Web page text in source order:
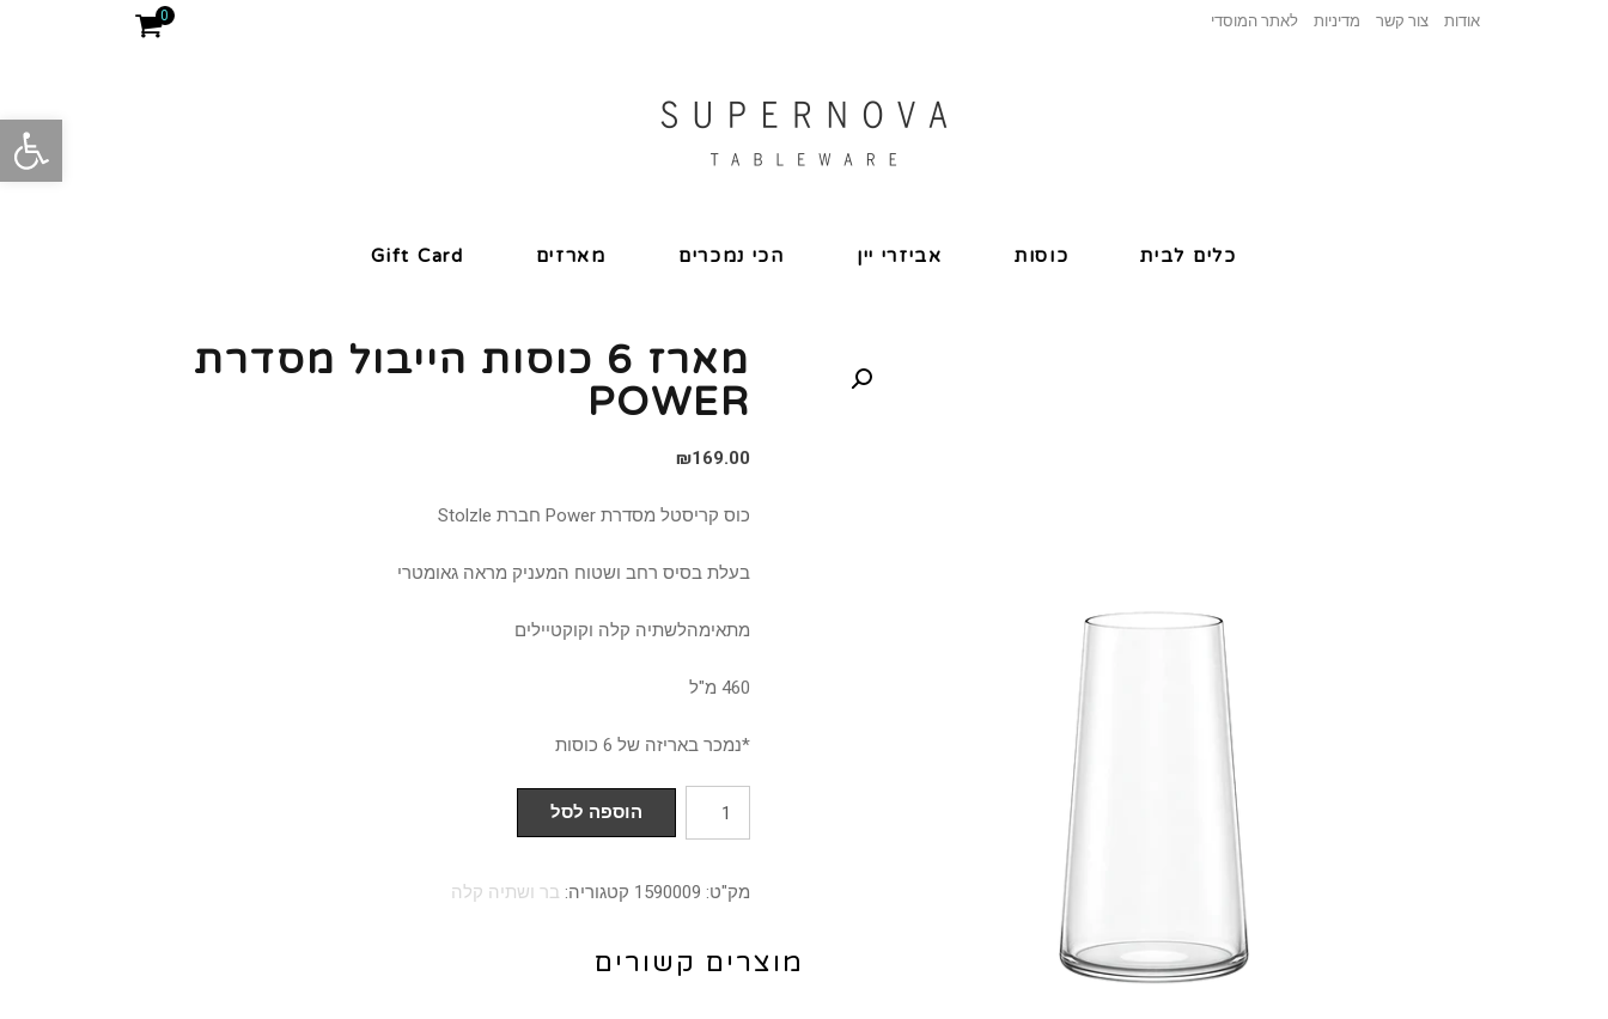
פתח
אודות צור קשר מדיניות לאתר המוסדי 0
כלים לבית כוסות אביזרי יין הכי נמכרים מארזים Gift Card
מארז 6 כוסות הייבול מסדרת
POWER
₪169.00
כוס קריסטל מסדרת Power חברת Stolzle
בעלת בסיס רחב ושטוח המעניק מראה גאומטרי
מתאימהלשתיה קלה וקוקטיילים
460 מ"ל
*נמכר באריזה של 6 כוסות
כמות
של
6
הייבול
הוספה לסל
מק"ט: 1590009 קטגוריה: בר ושתיה קלה
מוצרים קשורים